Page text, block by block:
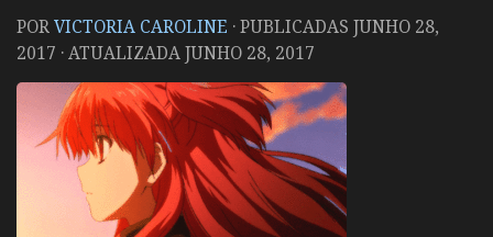
PORVICTORIA CAROLINE · PUBLICADAS JUNHO 28,
2017 · ATUALIZADAJUNHO 28, 2017